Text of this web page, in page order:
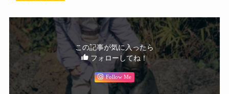
この記事が気に入ったら
フォローしてね！
Follow Me